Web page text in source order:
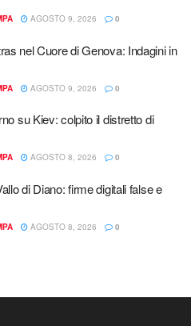
AGOSTO 9, 2026 0
nel Cuore di Genova: Indagini in
AGOSTO 9, 2026 0
su Kiev: colpito il distretto di
AGOSTO 8, 2026 0
di Diano: firme digitali false e
AGOSTO 8, 2026 0